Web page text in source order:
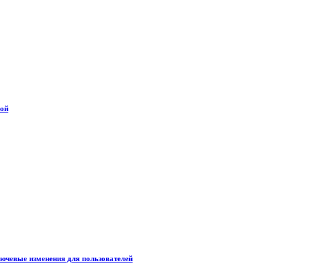
изменения для пользователей